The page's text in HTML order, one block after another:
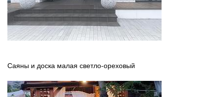
Саяны и доска малая светло-ореховый